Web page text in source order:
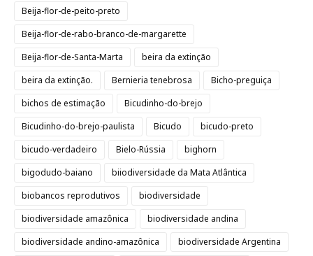
Beija-flor-de-peito-preto
Beija-flor-de-rabo-branco-de-margarette
Beija-flor-de-Santa-Marta
beira da extinção
beira da extinção.
Bernieria tenebrosa
Bicho-preguiça
bichos de estimação
Bicudinho-do-brejo
Bicudinho-do-brejo-paulista
Bicudo
bicudo-preto
bicudo-verdadeiro
Bielo-Rússia
bighorn
bigodudo-baiano
biiodiversidade da Mata Atlântica
biobancos reprodutivos
biodiversidade
biodiversidade amazônica
biodiversidade andina
biodiversidade andino-amazônica
biodiversidade Argentina